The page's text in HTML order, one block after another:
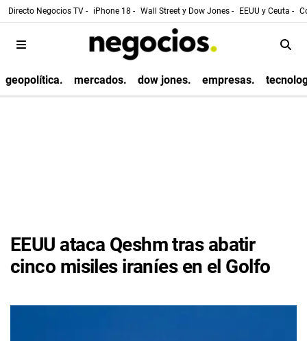
Directo Negocios TV - iPhone 18 - Wall Street y Dow Jones - EEUU y Ceuta -
geopolítica. mercados. dow jones. empresas.
EEUU ataca Qeshm tras abatir
cinco misiles iraníes en el Golfo